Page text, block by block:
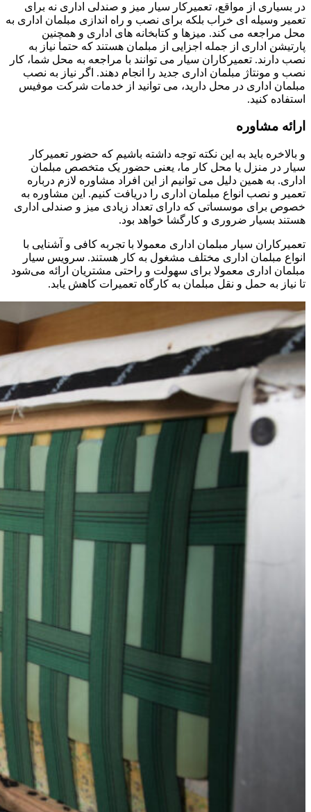
در بسیاری از مواقع، تعمیرکار سیار میز و صندلی اداری نه برای
تعمیر وسیله ای خراب بلکه برای نصب و راه اندازی مبلمان اداری به
محل مراجعه می کند. میزها و کتابخانه های اداری و همچنین
پارتیشن اداری از جمله اجزایی از مبلمان هستند که حتما نیاز به
نصب دارند. تعمیرکاران سیار می توانند با مراجعه به محل شما، کار
نصب و مونتاژ مبلمان اداری جدید را انجام دهند. اگر نیاز به نصب
مبلمان اداری در محل دارید، می توانید از خدمات شرکت موفیس
استفاده کنید.
ارائه مشاوره
و بالاخره باید به این نکته توجه داشته باشیم که حضور تعمیرکار
سیار در منزل یا محل کار ما، یعنی حضور یک متخصص مبلمان
اداری. به همین دلیل می توانیم از این افراد مشاوره لازم درباره
تعمیر و نصب انواع مبلمان اداری را دریافت کنیم. این مشاوره به
خصوص برای موسساتی که دارای تعداد زیادی میز و صندلی اداری
هستند بسیار ضروری و کارگشا خواهد بود.
تعمیرکاران سیار مبلمان اداری معمولا با تجربه کافی و آشنایی با
انواع مبلمان اداری مختلف مشغول به کار هستند. سرویس سیار
مبلمان اداری معمولا برای سهولت و راحتی مشتریان ارائه می‌شود
تا نیاز به حمل و نقل مبلمان به کارگاه تعمیرات کاهش یابد.